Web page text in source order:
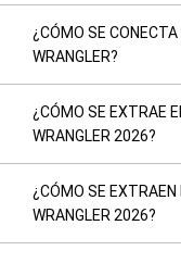
¿CÓMO SE
WRANGLER?
¿CÓMO SE EXTRAE
WRANGLER 2026?
¿CÓMO SE
WRANGLER 2026?